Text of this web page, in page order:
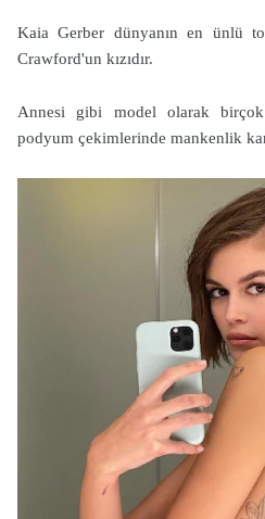
Kaia Gerber dünyanın en ünlü
Crawford'un kızıdır.
Annesi gibi model olarak
podyum çekimlerinde mankenlik